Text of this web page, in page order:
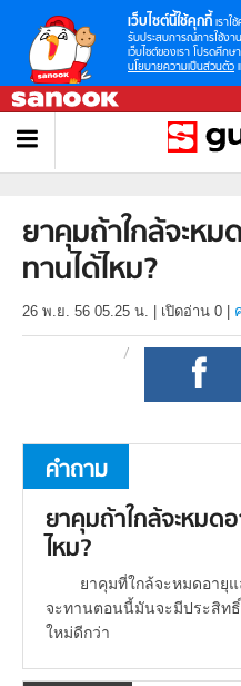
เว็บไซต์นี้ใช้คุกกี้ เราใ
รับประสบการณ์การใช้ง
เว็บไซต์ของเรา โปรดศึกษ
นโยบายความเป็นส่วนตัว
ยาคุมถ้าใกล้จะห
ทานได้ไหม?
26 พ.ย. 56 05.25 น. เปิดอ่าน 0
คำถาม
ยาคุมถ้าใกล้จะหมด
ไหม?
ยาคุมที่ใกล้จะหมดอายุ
จะทานตอนนี้มันจะมีประสิท
ใหม่ดีกว่า